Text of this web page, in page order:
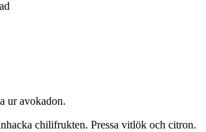
ur avokadon.
chilifrukten. Pressa vitlök och citron.